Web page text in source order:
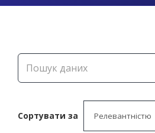
Сортувати за